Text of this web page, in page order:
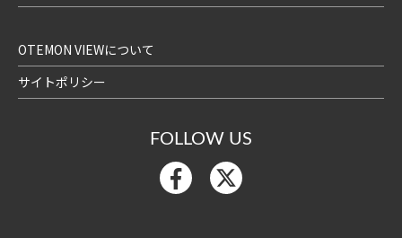
OTEMON VIEWについて
サイトポリシー
FOLLOW US